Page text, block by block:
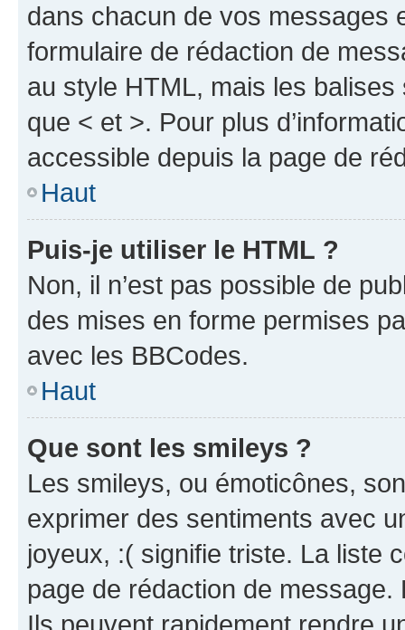
dans chacun de vos messages
formulaire de rédaction de
au style HTML, mais les
que < et >. Pour plus
accessible depuis la page de
Haut
Puis-je utiliser le HTML ?
Non, il n’est pas possible de
des mises en forme permises
avec les BBCodes.
Haut
Que sont les smileys ?
Les smileys, ou émoticônes,
exprimer des sentiments avec
joyeux, :( signifie triste. La liste
page de rédaction de